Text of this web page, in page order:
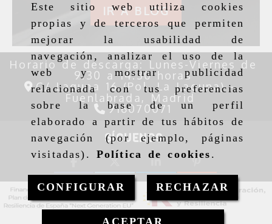
Este sitio web utiliza cookies
propias y de terceros que permiten
mejorar la usabilidad de
navegación, analizar el uso de la
web y mostrar publicidad
relacionada con tus preferencias
sobre la base de un perfil
elaborado a partir de tus hábitos de
navegación (por ejemplo, páginas
visitadas). Política de cookies .
CONFIGURAR RECHAZAR
ACEPTAR
IR A BLOG
Horario de descarga: Lunes-Viernes de
9:30 a 14:30 horas
C/ Laguna 16 (Pol. La Laguna) -
Fuenlabrada, Madrid
916070071
SÍGUENOS: